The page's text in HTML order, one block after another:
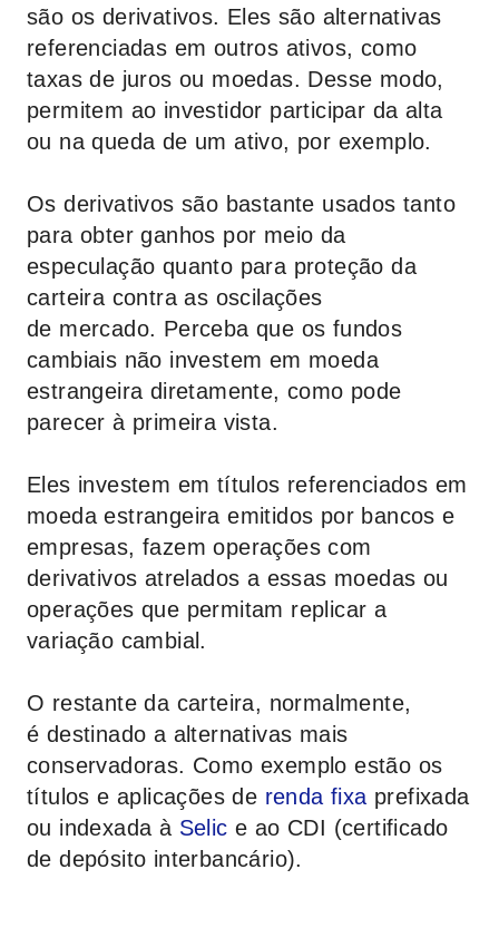
são os derivativos. Eles são alternativas
referenciadas em outros ativos, como
taxas de juros ou moedas. Desse modo,
permitem ao investidor participar da alta
ou na queda de um ativo, por exemplo.
Os derivativos são bastante usados tanto
para obter ganhos por meio da
especulação quanto para proteção da
carteira contra as oscilações
de mercado. Perceba que os fundos
cambiais não investem em moeda
estrangeira diretamente, como pode
parecer à primeira vista.
Eles investem em títulos referenciados em
moeda estrangeira emitidos por bancos e
empresas, fazem operações com
derivativos atrelados a essas moedas ou
operações que permitam replicar a
variação cambial.
O restante da carteira, normalmente,
é destinado a alternativas mais
conservadoras. Como exemplo estão os
títulos e aplicações de renda fixa prefixada
ou indexada à Selic e ao CDI (certificado
de depósito interbancário).